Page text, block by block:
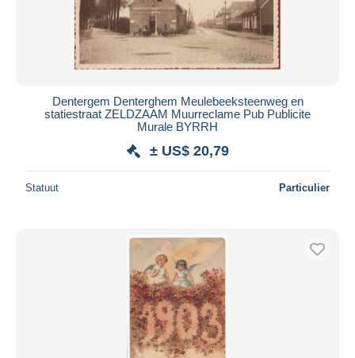
Dentergem Denterghem Meulebeeksteenweg en
statiestraat ZELDZAAM Muurreclame Pub Publicite
Murale BYRRH
± US$ 20,79
Statuut Particulier